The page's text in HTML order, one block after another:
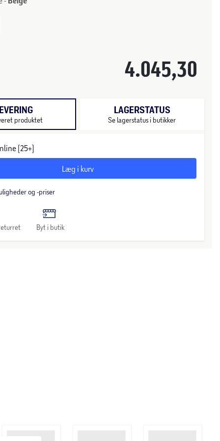
4.045,30
produktet
LAGERSTATUS
Se lagerstatus i butikker
(25+)
Læg i kurv
og -priser
Byt i butik